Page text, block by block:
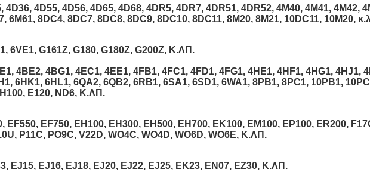
4D36, 4D55, 4D56, 4D65, 4D68, 4DR5, 4DR7, 4DR51, 4DR52, 4M40, 4M41, 4M42,
6M61, 8DC4, 8DC7, 8DC8, 8DC9, 8DC10, 8DC11, 8M20, 8M21, 10DC11, 10M20,
6VE1, G161Z, G180, G180Z, G200Z, Κ.ΛΠ.
4BE2, 4BG1, 4EC1, 4EE1, 4FB1, 4FC1, 4FD1, 4FG1, 4HE1, 4HF1, 4HG1, 4HJ1,
6HK1, 6HL1, 6QA2, 6QB2, 6RB1, 6SA1, 6SD1, 6WA1, 8PB1, 8PC1, 10PB1,
E120, ND6, Κ.ΛΠ.
EF550, EF750, EH100, EH300, EH500, EH700, EK100, EM100, EP100, ER200,
P11C, PO9C, V22D, WO4C, WO4D, WO6D, WO6E, Κ.ΛΠ.
EJ15, EJ16, EJ18, EJ20, EJ22, EJ25, EK23, EN07, EZ30, Κ.ΛΠ.